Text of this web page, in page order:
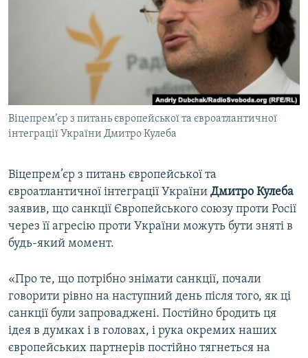
ДЕПОРТАЦІЯ
ВІДЕОУРОКИ «ELIFBE»
СВІДЧЕННЯ ОКУПАЦІЇ
УКРАЇНСЬКА ПРОБЛЕМА КРИМУ
ІНФОГРАФІКА
ЯК ОБІЙТИ БЛОКУВАННЯ
ДОЛУЧАЙСЯ!
Усі сайти RFE/RL
Віцепрем’єр з питань європейської та євроатлантичної
інтеграції України Дмитро Кулеба
Віцепрем’єр з питань європейської та
євроатлантичної інтеграції України Дмитро Кулеба
заявив, що санкції Європейського союзу проти Росії
через її агресію проти України можуть бути зняті в
будь-який момент.
«Про те, що потрібно знімати санкції, почали
говорити рівно на наступний день після того, як ці
санкції були запроваджені. Постійно бродить ця
ідея в думках і в головах, і рука окремих наших
європейських партнерів постійно тягнеться на